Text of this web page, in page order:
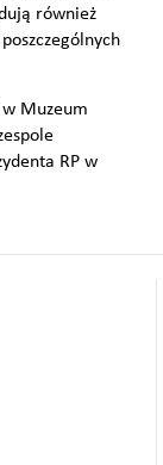
również
Muzeum
RP w